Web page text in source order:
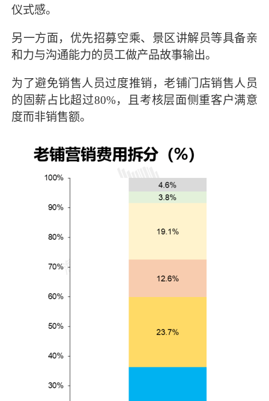
仪式感。
另一方面，优先招募空乘、景区讲解员等具备亲
和力与沟通能力的员工做产品故事输出。
为了避免销售人员过度推销，老铺门店销售人员
的固薪占比超过80%，且考核层面侧重客户满意
度而非销售额。